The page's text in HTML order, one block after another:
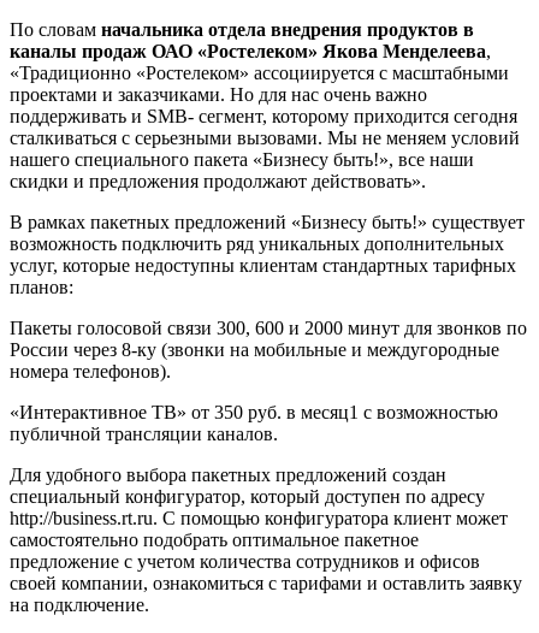
По словам начальника отдела внедрения продуктов в
каналы продаж ОАО «Ростелеком» Якова Менделеева,
«Традиционно «Ростелеком» ассоциируется с масштабными
проектами и заказчиками. Но для нас очень важно
поддерживать и SMB- сегмент, которому приходится сегодня
сталкиваться с серьезными вызовами. Мы не меняем условий
нашего специального пакета «Бизнесу быть!», все наши
скидки и предложения продолжают действовать».
В рамках пакетных предложений «Бизнесу быть!» существует
возможность подключить ряд уникальных дополнительных
услуг, которые недоступны клиентам стандартных тарифных
планов:
Пакеты голосовой связи 300, 600 и 2000 минут для звонков по
России через 8-ку (звонки на мобильные и междугородные
номера телефонов).
«Интерактивное ТВ» от 350 руб. в месяц1 с возможностью
публичной трансляции каналов.
Для удобного выбора пакетных предложений создан
специальный конфигуратор, который доступен по адресу
http://business.rt.ru. С помощью конфигуратора клиент может
самостоятельно подобрать оптимальное пакетное
предложение с учетом количества сотрудников и офисов
своей компании, ознакомиться с тарифами и оставлить заявку
на подключение.